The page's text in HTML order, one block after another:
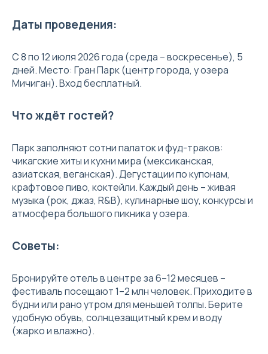
Даты проведения:
С 8 по 12 июля 2026 года (среда – воскресенье), 5
дней. Место: Гран Парк (центр города, у озера
Мичиган). Вход бесплатный.
Что ждёт гостей?
Парк заполняют сотни палаток и фуд-траков:
чикагские хиты и кухни мира (мексиканская,
азиатская, веганская). Дегустации по купонам,
крафтовое пиво, коктейли. Каждый день – живая
музыка (рок, джаз, R&B), кулинарные шоу, конкурсы и
атмосфера большого пикника у озера.
Советы:
Бронируйте отель в центре за 6–12 месяцев –
фестиваль посещают 1–2 млн человек. Приходите в
будни или рано утром для меньшей толпы. Берите
удобную обувь, солнцезащитный крем и воду
(жарко и влажно).